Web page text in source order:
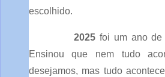
escolhido.
2025 foi um ano de
Ensinou que nem tudo
desejamos, mas tudo